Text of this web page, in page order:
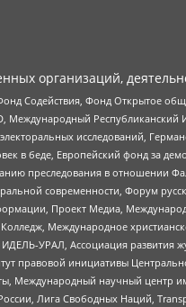
организаций,
Содействия, Фонд Открытое
Международный
исследований,
в беде, Европейский фонд за
преследования в отношении
современности, Форум
Проект Медиа,
Международное
УРАЛ, Ассоциация
правовой инициативы
Международный научный центр
Лига Свободных Наций,